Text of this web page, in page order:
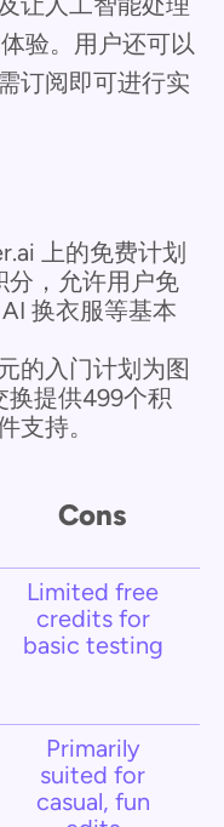
验。用户还可以
订阅即可进行实
上的免费计划
分，允许用户免
换衣服等基本
的入门计划为图
换提供499个积
支持。
Cons
Limited free
credits for
basic testing
Primarily
suited for
casual, fun